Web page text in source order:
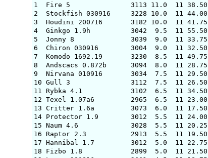
1 Fire 5 3113
2 Stockfish 030916
3 Houdini 200716
4 Ginkgo 1.9h
5 Jonny 8 3039
6 Chiron 030916
7 Komodo
8 Andscacs
9 Nirvana 010916
10 Gull 3 3112
11 Rybka 4.1
12 Texel 1.07a6
13 Critter 1.6a
14 Protector 1.9
15 Naum 4.6
16 Raptor 2.3
17 Hannibal 1.7
18 Fizbo 1.8